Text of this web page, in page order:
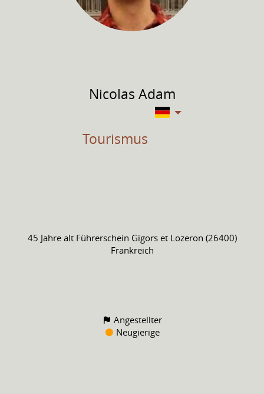
Nicolas Adam
Tourismus
45 Jahre alt Führerschein Gigors et Lozeron (26400)
Frankreich
Angestellter
Neugierige